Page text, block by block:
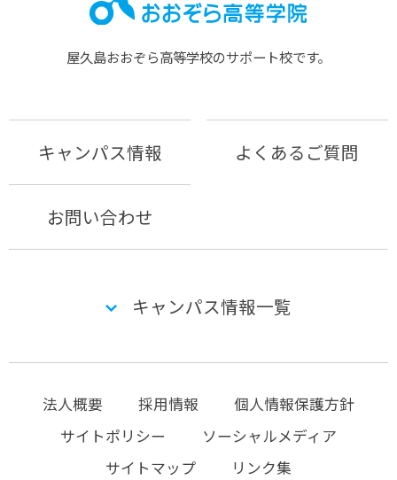
屋久島おおぞら⾼等学校のサポート校です。
キャンパス情報 よくあるご質問
お問い合わせ
キャンパス情報一覧
法人概要 採用情報
個人情報保護方針
サイトポリシー
ソーシャルメディア
サイトマップ
リンク集